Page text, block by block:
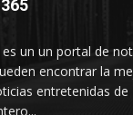
es un un portal de
encontrar la
entretenidas